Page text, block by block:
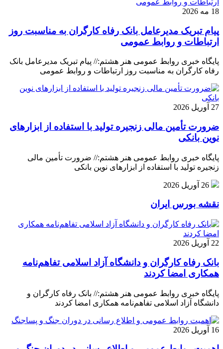
18 مه 2026
پیام تبریک مدیرعامل بانک رفاه کارگران به مناسبت روز
ارتباطات و روابط عمومی
پایگاه خبری روابط عمومی هنر هشتم:// پیام تبریک مدیرعامل بانک
رفاه کارگران به مناسبت روز ارتباطات و روابط عمومی
27 آوریل 2026
ضرورت تأمین مالی زنجیره تولید با استفاده از ابزارهای
نوین بانکی
پایگاه خبری روابط عمومی هنر هشتم:// ضرورت تأمین مالی
زنجیره تولید با استفاده از ابزارهای نوین بانکی
26 آوریل 2026
نقشه بورس ایران
22 آوریل 2026
بانک رفاه کارگران و دانشگاه آزاد اسلامی تفاهم‌نامه
همکاری امضا کردند
پایگاه خبری روابط عمومی هنر هشتم:// بانک رفاه کارگران و
دانشگاه آزاد اسلامی تفاهم‌نامه همکاری امضا کردند
16 آوریل 2026